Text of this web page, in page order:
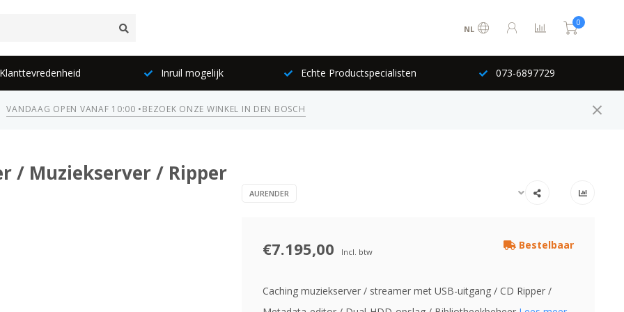
NL
0
Inruil mogelijk Echte Productspecialisten 073-6897729
VANDAAG OPEN VANAF 10:00 •BEZOEK ONZE WINKEL IN DEN BOSCH
/ Muziekserver / Ripper
AURENDER
€7.195,00 Incl. btw
Bestelbaar
Caching muziekserver / streamer met USB-uitgang / CD Ripper /